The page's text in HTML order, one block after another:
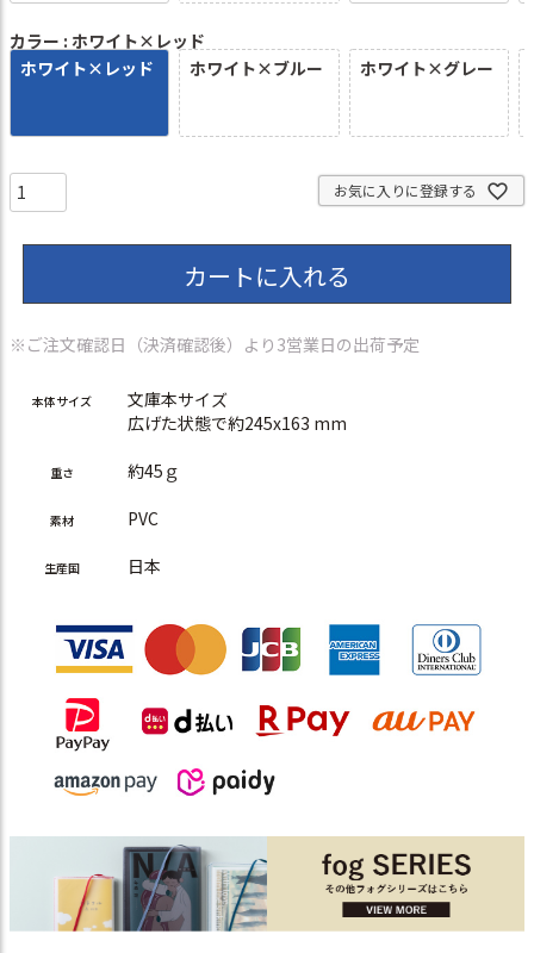
カラー ホワイト×レッド
ホワイト×レッド
ホワイト×ブルー ホワイト×グレー
お気に入りに登録する
カートに入れる
※ご注文確認日（決済確認後）より3営業日の出荷予定
本体サイズ
文庫本サイズ
広げた状態で約245x163 mm
重さ 約45ｇ
素材 PVC
生産国 日本